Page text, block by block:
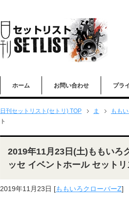
ホーム お問い合わせ プラ
日刊セットリスト(セトリ) TOP ま もも
ト
2019年11月23日(土)ももいろ
ッセ イベントホール セットリ
2019年11月23日 [ももいろクローバーZ]